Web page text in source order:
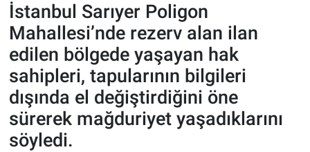
İstanbul Sarıyer Poligon
Mahallesi’nde rezerv alan ilan
edilen bölgede yaşayan hak
sahipleri, tapularının bilgileri
dışında el değiştirdiğini öne
sürerek mağduriyet yaşadıklarını
söyledi.